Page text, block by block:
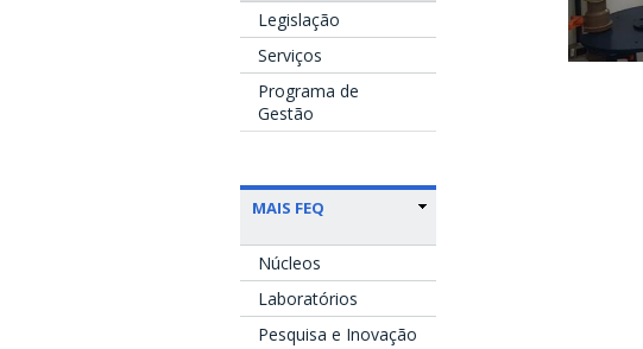
Legislação
Serviços
Programa de
Gestão
MAIS FEQ
Núcleos
Laboratórios
Pesquisa e Inovação